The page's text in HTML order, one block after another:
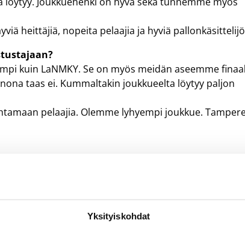
Yksityiskohdat
heittäjiä, nopeita pelaajia ja hyviä
kuin LaNMKY. Se on myös meidän aseemme
taas ei. Kummaltakin joukkueelta löytyy paljon
pelaajia. Olemme lyhyempi joukkue.
kaudella viimeistään lyönyt itsensä läpi niin
koripalloparketeilla.